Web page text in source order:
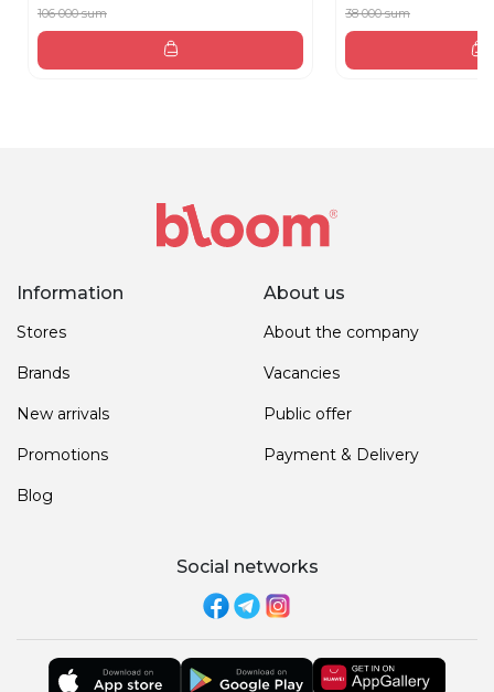
106 000 sum 38 000 sum
Information
Stores
Brands
New arrivals
Promotions
Blog
About us
About the company
Vacancies
Public offer
Payment & Delivery
Social networks